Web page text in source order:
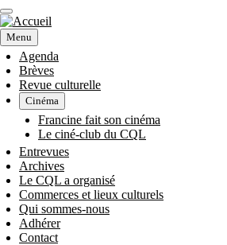
Aller
au
contenu
principal
Menu
NAVIGATION
PRINCIPALE
Agenda
Brèves
Revue culturelle
Cinéma
Francine fait son cinéma
Le ciné-club du CQL
Entrevues
Archives
Le CQL a organisé
Commerces et lieux culturels
Qui sommes-nous
Adhérer
Contact